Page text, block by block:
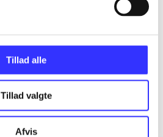
Tillad alle
Tillad valgte
Afvis